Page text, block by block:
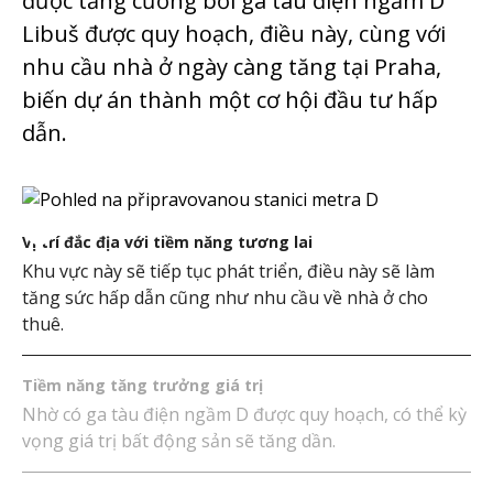
Libuš được quy hoạch, điều này, cùng với
nhu cầu nhà ở ngày càng tăng tại Praha,
biến dự án thành một cơ hội đầu tư hấp
dẫn.
Vị trí đắc địa với tiềm năng tương lai
Khu vực này sẽ tiếp tục phát triển, điều này sẽ làm
tăng sức hấp dẫn cũng như nhu cầu về nhà ở cho
thuê.
Tiềm năng tăng trưởng giá trị
Nhờ có ga tàu điện ngầm D được quy hoạch, có thể kỳ
vọng giá trị bất động sản sẽ tăng dần.